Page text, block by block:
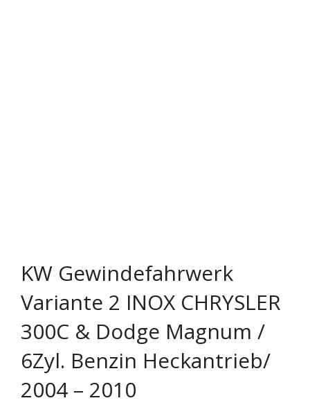
KW Gewindefahrwerk
Variante 2 INOX CHRYSLER
300C & Dodge Magnum /
6Zyl. Benzin Heckantrieb/
2004 – 2010